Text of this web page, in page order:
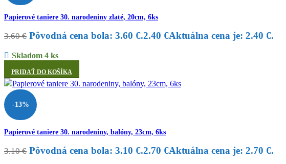
Papierové taniere 30. narodeniny zlaté, 20cm, 6ks
3.60€ Pôvodná cena bola: 3.60 €.2.40 €Aktuálna cena je: 2.40 €.
Skladom 4 ks
PRIDAŤ DO KOŠÍKA
-13%
Papierové taniere 30. narodeniny, balóny, 23cm, 6ks
3.10€ Pôvodná cena bola: 3.10 €.2.70 €Aktuálna cena je: 2.70 €.